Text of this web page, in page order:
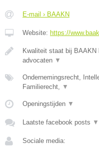
E-mail › BAAKN
Website: https://
Kwaliteit staat bij BAAKN
advocaten ▼
Ondernemingsrecht,
Familierecht,
▼
Openingstijden ▼
Laatste facebook posts ▼
Sociale media: